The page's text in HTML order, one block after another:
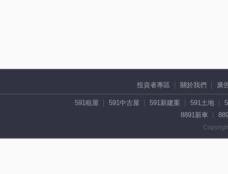
投資者專區 關於我們 廣
591租屋 591中古屋 591新建案 591土地
8891新車